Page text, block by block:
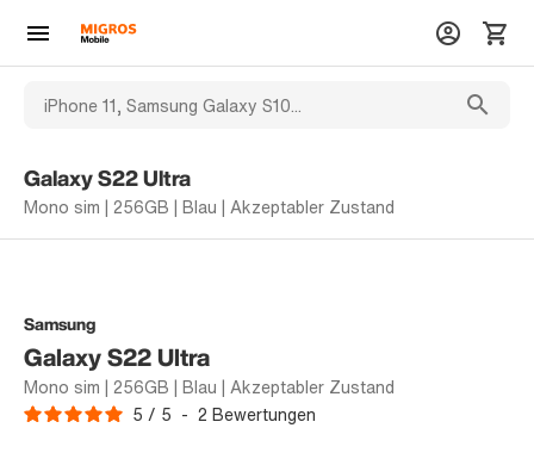
Galaxy S22 Ultra
Mono sim | 256GB | Blau | Akzeptabler Zustand
Samsung
Galaxy S22 Ultra
Mono sim | 256GB | Blau | Akzeptabler Zustand
5 / 5 - 2 Bewertungen